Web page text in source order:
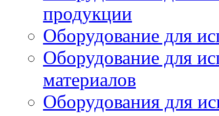
продукции
Оборудование для
Оборудование для
материалов
Оборудования для